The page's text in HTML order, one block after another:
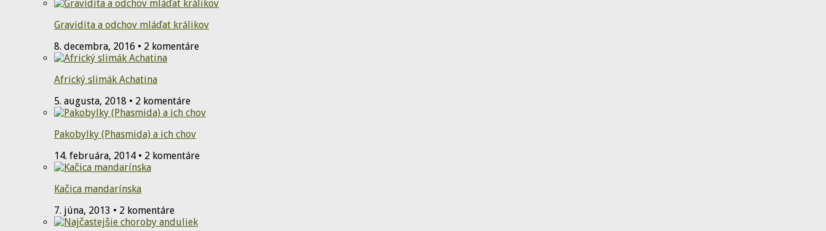
Gravidita a odchov mláďat králikov
8. decembra, 2016 • 2 komentáre
Africký slimák Achatina
5. augusta, 2018 • 2 komentáre
Pakobylky (Phasmida) a ich chov
14. februára, 2014 • 2 komentáre
Kačica mandarínska
7. júna, 2013 • 2 komentáre